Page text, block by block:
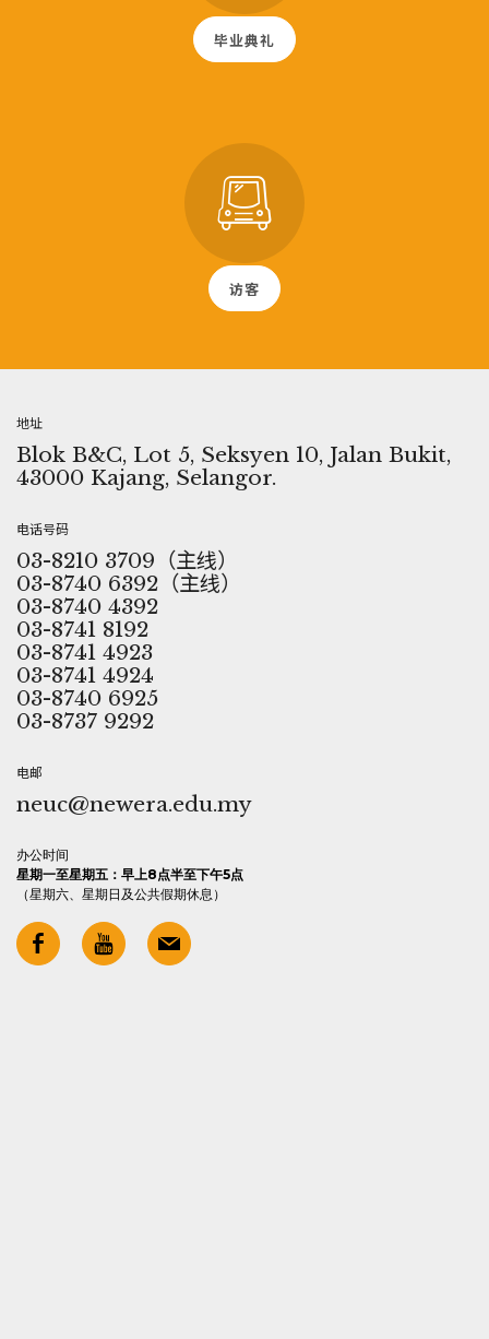
毕业典礼
访客
地址
Blok B&C, Lot 5, Seksyen 10, Jalan Bukit,
43000 Kajang, Selangor.
电话号码
03-8210 3709（主线）
03-8740 6392（主线）
03-8740 4392
03-8741 8192
03-8741 4923
03-8741 4924
03-8740 6925
03-8737 9292
电邮
neuc@newera.edu.my
办公时间
星期一至星期五：早上8点半至下午5点
（星期六、星期日及公共假期休息）